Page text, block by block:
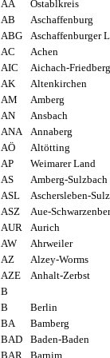
AA
Ostablkreis
AB
Aschaffenburg
ABG
Aschaffenburger
AC
Achen
AIC
Aichach-Friedberg
AK
Altenkirchen
AM
Amberg
AN
Ansbach
ANA
Annaberg
AÖ
Altötting
AP
Weimarer Land
AS
Amberg-Sulzbach
ASL
Aschersleben-
ASZ
Aue-
AUR
Aurich
AW
Ahrweiler
AZ
Alzey-Worms
AZE
Anhalt-Zerbst
B
B
Berlin
BA
Bamberg
BAD
Baden-Baden
BAR
Barnim